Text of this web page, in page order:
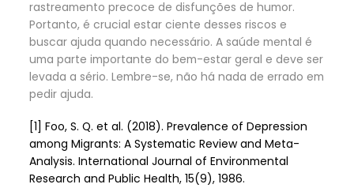
rastreamento precoce de disfunções de humor.
Portanto, é crucial estar ciente desses riscos e
buscar ajuda quando necessário. A saúde mental é
uma parte importante do bem-estar geral e deve ser
levada a sério. Lembre-se, não há nada de errado em
pedir ajuda.
[1] Foo, S. Q. et al. (2018). Prevalence of Depression
among Migrants: A Systematic Review and Meta-
Analysis. International Journal of Environmental
Research and Public Health, 15(9), 1986.